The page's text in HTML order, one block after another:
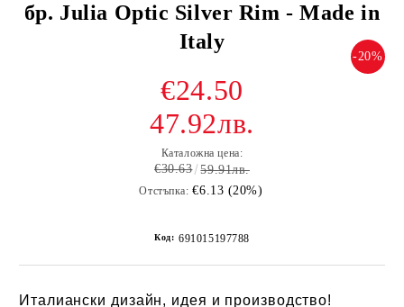
бр. Julia Optic Silver Rim - Made in
Italy
-20%
€24.50
47.92лв.
Каталожна цена:
€30.63 59.91лв.
Отстъпка: €6.13 (20%)
Код: 691015197788
Италиански дизайн, идея и производство!